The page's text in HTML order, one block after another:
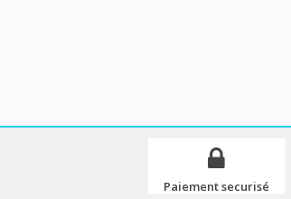
Paiement securisé